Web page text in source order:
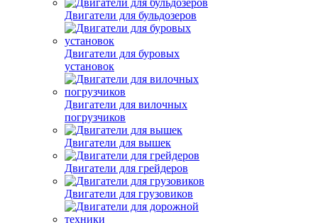
Двигатели для бульдозеров
Двигатели для буровых
установок
Двигатели для вилочных
погрузчиков
Двигатели для вышек
Двигатели для грейдеров
Двигатели для грузовиков